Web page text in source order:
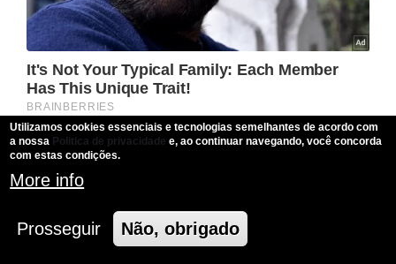
Utilizamos cookies essenciais e tecnologias semelhantes de acordo com
a nossa Politica de privacidade e, ao continuar navegando, você concorda
com estas condições.
More info
Prosseguir Não, obrigado